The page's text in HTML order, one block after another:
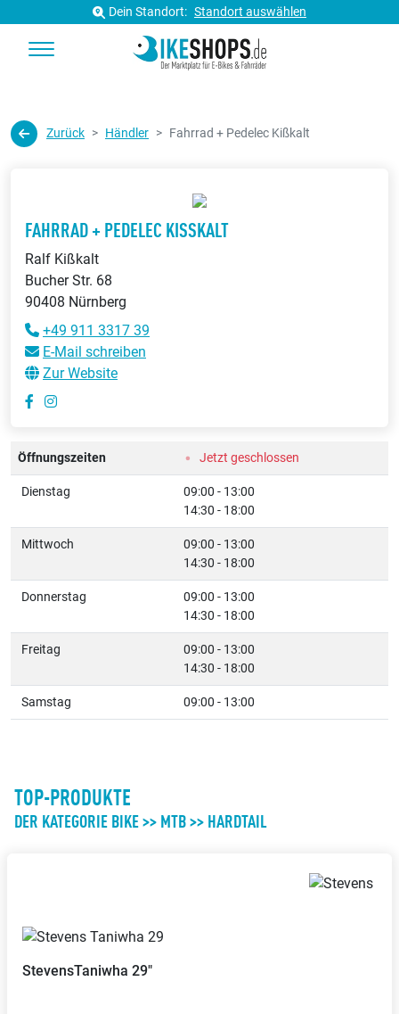
Dein Standort: Standort auswählen
Zurück Händler Fahrrad + Pedelec Kißkalt
FAHRRAD + PEDELEC KISSKALT
Ralf Kißkalt
Bucher Str. 68
90408 Nürnberg
+49 911 3317 39
E-Mail schreiben
Zur Website
Öffnungszeiten Jetzt geschlossen
Dienstag
09:00 - 13:00
14:30 - 18:00
Mittwoch
09:00 - 13:00
14:30 - 18:00
Donnerstag
09:00 - 13:00
14:30 - 18:00
Freitag
09:00 - 13:00
14:30 - 18:00
Samstag 09:00 - 13:00
TOP-PRODUKTE
DER KATEGORIE BIKE >> MTB >> HARDTAIL
StevensTaniwha 29"